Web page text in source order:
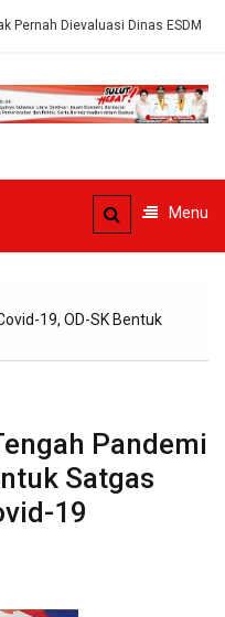
Dinas ESDM
Menu
19, OD-SK Bentuk
Pandemi
Satgas
19